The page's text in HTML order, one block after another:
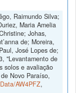
Raimundo Silva;
Maria Amelia
Johas,
de; Moreira,
José Lopes de;
"Levantamento de
solos e avaliação
Novo Paraíso,
AW4PFZ,